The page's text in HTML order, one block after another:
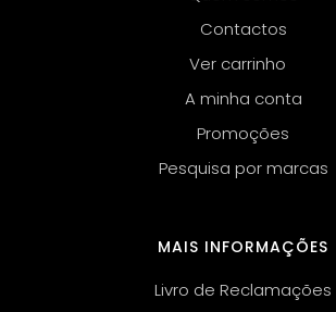
Contactos
Ver carrinho
A minha conta
Promoções
Pesquisa por marcas
MAIS INFORMAÇÕES
Livro de Reclamações